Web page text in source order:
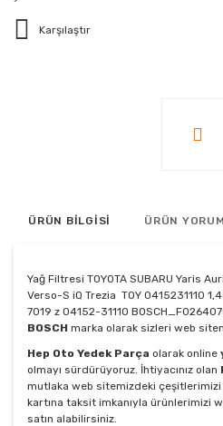
Karşılaştır
ÜRÜN BİLGİSİ ÜRÜN
Yağ Filtresi TOYOTA SUBARU Yaris
Verso-S iQ Trezia TOY 0415231110
7019 z 04152-31110
BOSCH marka olarak sizleri web
Hep Oto Yedek Parça olarak online
olmayı sürdürüyoruz. İhtiyacınız olan
mutlaka web sitemizdeki
kartına taksit imkanıyla ürünlerimizi
satın alabilirsiniz.